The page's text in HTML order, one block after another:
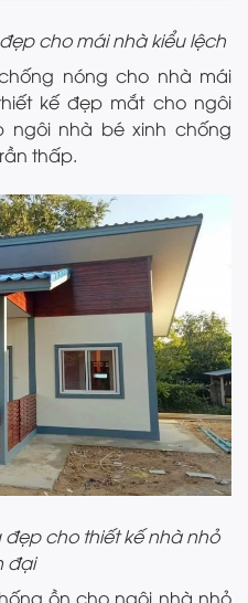
cho mái nhà kiểu lệch
nóng cho nhà mái
kế đẹp mắt cho ngôi
ngôi nhà bé xinh chống
thấp.
cho thiết kế nhà nhỏ
đại
ồn cho ngôi nhà nhỏ